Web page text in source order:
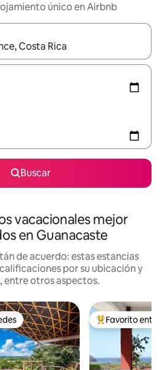
único en Airbnb
estén disponibles, podrás navegar
Buscar
vacacionales mejor
en Guanacaste
de acuerdo: estas estancias
por su ubicación y
entre otros aspectos.
De los mejores
Favorito entre